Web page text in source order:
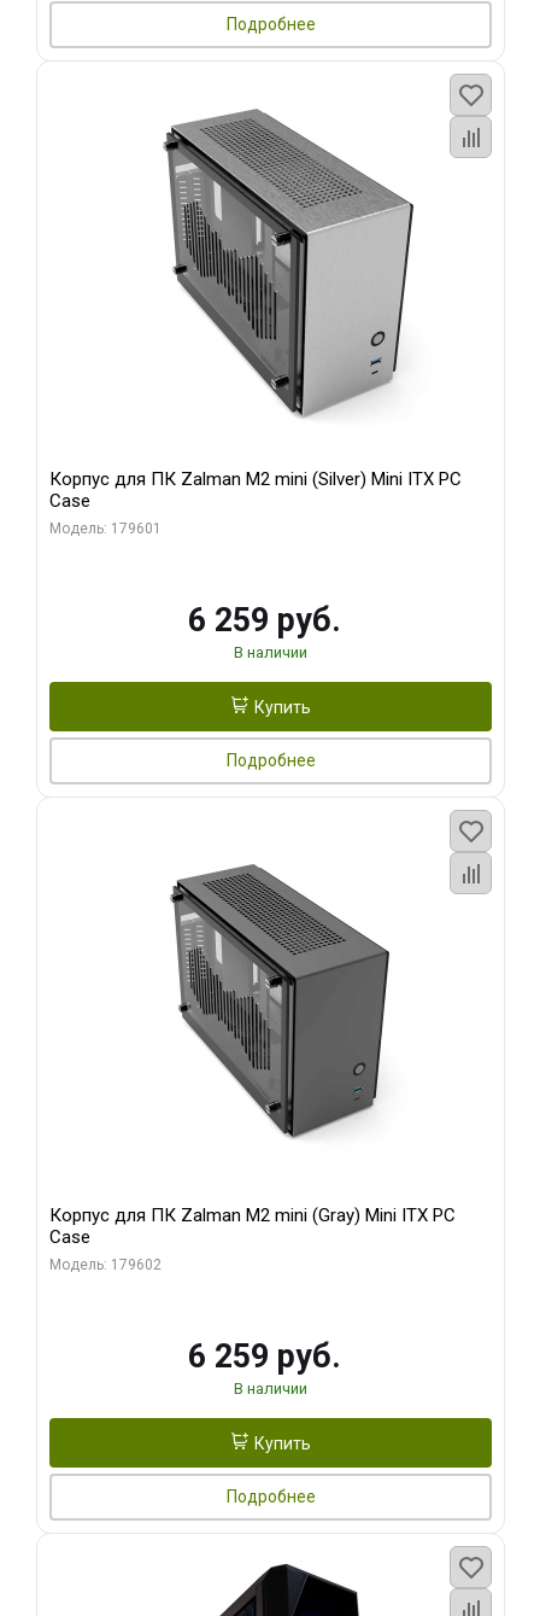
Подробнее
Корпус для ПК Zalman M2 mini (Silver) Mini ITX PC
Case
Модель: 179601
6 259 руб.
В наличии
Купить
Подробнее
Корпус для ПК Zalman M2 mini (Gray) Mini ITX PC
Case
Модель: 179602
6 259 руб.
В наличии
Купить
Подробнее